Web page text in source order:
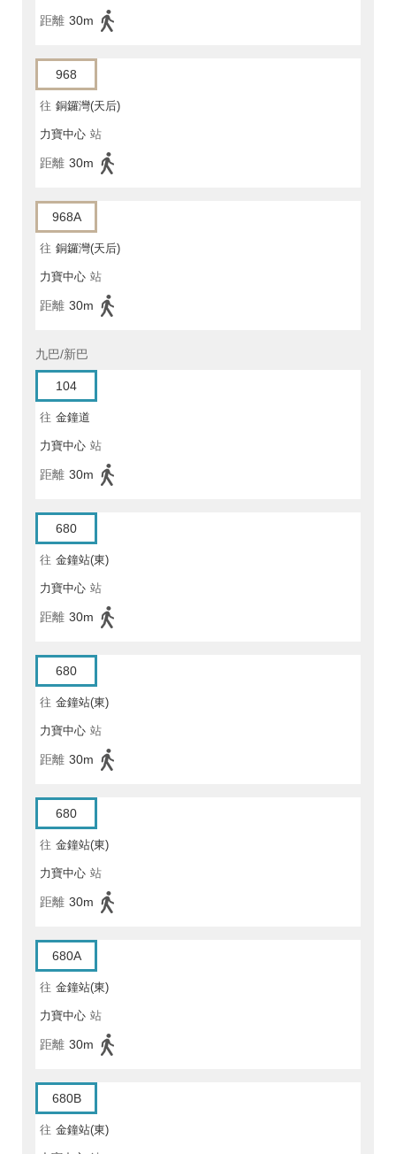
距離 30m
968
往 銅鑼灣(天后)
力寶中心 站
距離 30m
968A
往 銅鑼灣(天后)
力寶中心 站
距離 30m
九巴/新巴
104
往 金鐘道
力寶中心 站
距離 30m
680
往 金鐘站(東)
力寶中心 站
距離 30m
680
往 金鐘站(東)
力寶中心 站
距離 30m
680
往 金鐘站(東)
力寶中心 站
距離 30m
680A
往 金鐘站(東)
力寶中心 站
距離 30m
680B
往 金鐘站(東)